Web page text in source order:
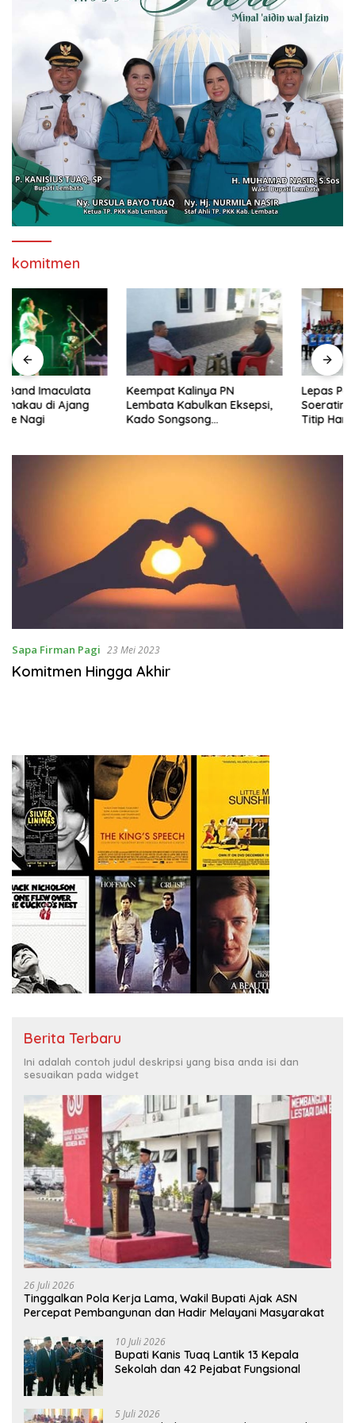
komitmen
Keempat Kalinya PN
Lembata Kabulkan Eksepsi,
Kado Songsong
Lepas Persebata U-17 ke
Soeratin Cup, Wakil Bupati
Titip Harapan dan Harga Diri
Sapa Firman Pagi 23 Mei 2023
Komitmen Hingga Akhir
Berita Terbaru
Ini adalah contoh judul deskripsi yang bisa anda isi dan
sesuaikan pada widget
26 Juli 2026
Tinggalkan Pola Kerja Lama, Wakil Bupati Ajak ASN
Percepat Pembangunan dan Hadir Melayani Masyarakat
10 Juli 2026
Bupati Kanis Tuaq Lantik 13 Kepala
Sekolah dan 42 Pejabat Fungsional
5 Juli 2026